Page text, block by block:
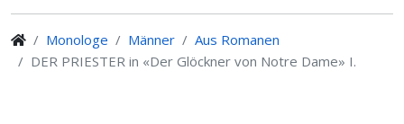
Monologe Männer
Aus Romanen
DER PRIESTER in «Der Glöckner von Notre Dame» I.